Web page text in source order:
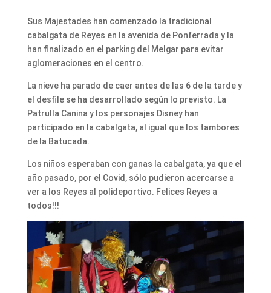
Sus Majestades han comenzado la tradicional
cabalgata de Reyes en la avenida de Ponferrada y la
han finalizado en el parking del Melgar para evitar
aglomeraciones en el centro.
La nieve ha parado de caer antes de las 6 de la tarde y
el desfile se ha desarrollado según lo previsto. La
Patrulla Canina y los personajes Disney han
participado en la cabalgata, al igual que los tambores
de la Batucada.
Los niños esperaban con ganas la cabalgata, ya que el
año pasado, por el Covid, sólo pudieron acercarse a
ver a los Reyes al polideportivo. Felices Reyes a
todos!!!